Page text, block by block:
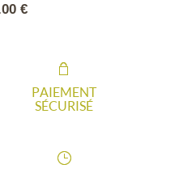
€
PAIEMENT
SÉCURISÉ